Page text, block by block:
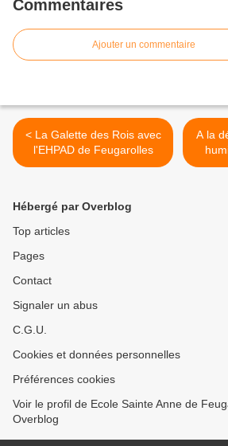
Commentaires
Ajouter un commentaire
< La Galette des Rois avec
l'EHPAD de Feugarolles
A la
Hébergé par Overblog
Top articles
Pages
Contact
Signaler un abus
C.G.U.
Cookies et données personnelles
Préférences cookies
Voir le profil de Ecole Sainte Anne de
Overblog